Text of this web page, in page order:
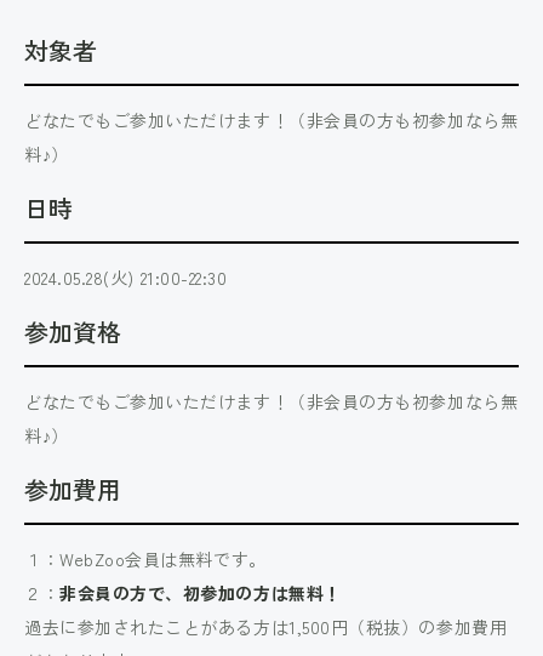
対象者
どなたでもご参加いただけます！（非会員の方も初参加なら無
料♪）
日時
2024.05.28(火) 21:00-22:30
参加資格
どなたでもご参加いただけます！（非会員の方も初参加なら無
料♪）
参加費用
１：WebZoo会員は無料です。
２：非会員の方で、初参加の方は無料！
過去に参加されたことがある方は1,500円（税抜）の参加費用